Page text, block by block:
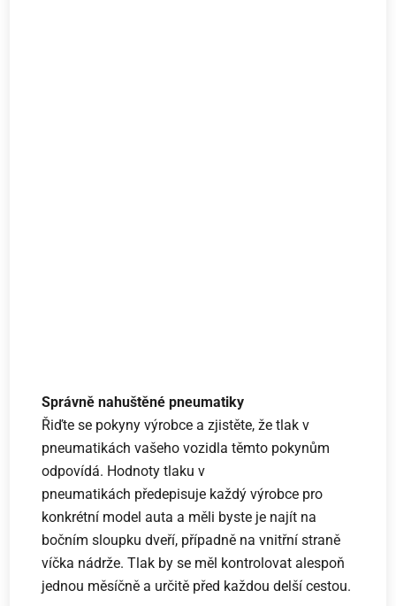
Správně nahuštěné pneumatiky
Řiďte se pokyny výrobce a zjistěte, že tlak v
pneumatikách vašeho vozidla těmto pokynům
odpovídá. Hodnoty tlaku v
pneumatikách předepisuje každý výrobce pro
konkrétní model auta a měli byste je najít na
bočním sloupku dveří, případně na vnitřní straně
víčka nádrže. Tlak by se měl kontrolovat alespoň
jednou měsíčně a určitě před každou delší cestou.